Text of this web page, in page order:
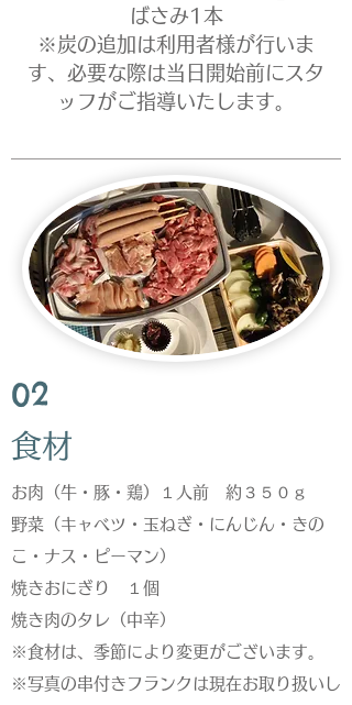
ばさみ1本
​※炭の追加は利用者様が行いま
す、必要な際は当日開始前にスタ
ッフがご指導いたします。
02
​食材
お肉（牛・豚・鶏）１人前 約３５０ｇ
野菜（キャベツ・玉ねぎ・にんじん・きの
こ・ナス・ピーマン）
​焼きおにぎり １個
焼き肉のタレ（中辛）
​※食材は、季節により変更がございます。
​※写真の串付きフランクは現在お取り扱いし